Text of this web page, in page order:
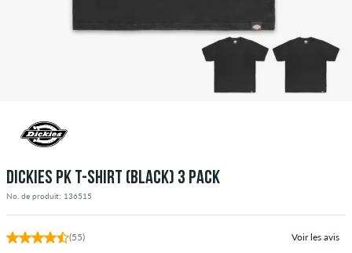
DICKIES PK T-SHIRT (BLACK) 3 PACK
No. de produit: 136515
(55) Voir les avis